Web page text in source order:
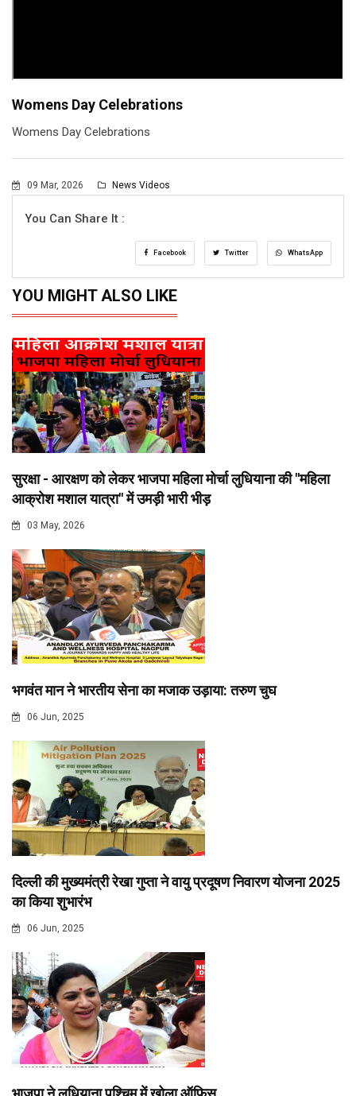
Womens Day Celebrations
Womens Day Celebrations
09 Mar, 2026 News Videos
You Can Share It :
Facebook Twitter WhatsApp
YOU MIGHT ALSO LIKE
सुरक्षा - आरक्षण को लेकर भाजपा महिला मोर्चा लुधियाना की "महिला
आक्रोश मशाल यात्रा" में उमड़ी भारी भीड़
03 May, 2026
भगवंत मान ने भारतीय सेना का मजाक उड़ाया: तरुण चुघ
06 Jun, 2025
दिल्ली की मुख्यमंत्री रेखा गुप्ता ने वायु प्रदूषण निवारण योजना 2025
का किया शुभारंभ
06 Jun, 2025